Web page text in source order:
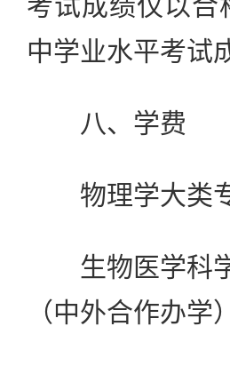
中学业水平考试
八、学费
物理学大类专
生物医学科学
（中外合作办